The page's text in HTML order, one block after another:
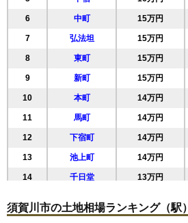
6 中町 15万円
7 弘法坦 15万円
8 東町 15万円
9 新町 15万円
10 本町 14万円
11 馬町 14万円
12 下宿町 14万円
13 池上町 14万円
14 千日堂 13万円
16 古屋敷 13万円
須賀川市の土地相場ランキング（駅）